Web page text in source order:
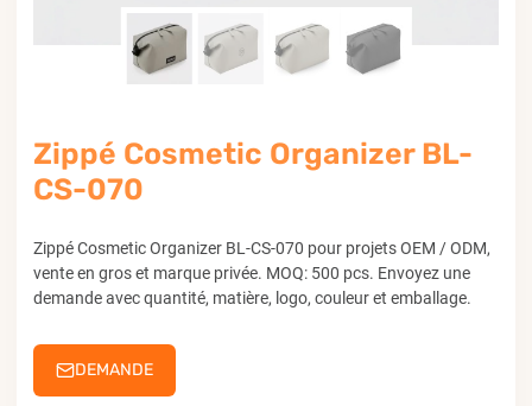
Zippé Cosmetic Organizer BL-
CS-070
Zippé Cosmetic Organizer BL-CS-070 pour projets OEM / ODM,
vente en gros et marque privée. MOQ: 500 pcs. Envoyez une
demande avec quantité, matière, logo, couleur et emballage.
DEMANDE